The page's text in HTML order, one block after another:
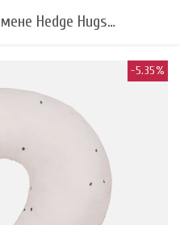
-5.35%
Hedge Hugs